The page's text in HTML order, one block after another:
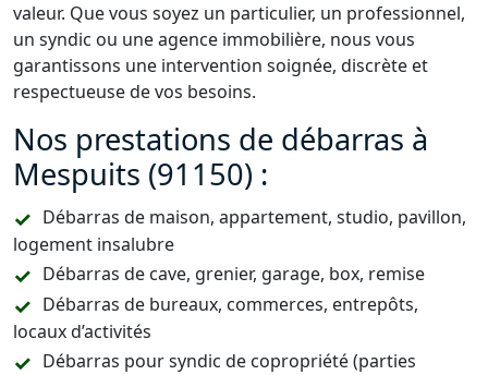
valeur. Que vous soyez un particulier, un professionnel,
un syndic ou une agence immobilière, nous vous
garantissons une intervention soignée, discrète et
respectueuse de vos besoins.
Nos prestations de débarras à
Mespuits (91150) :
Débarras de maison, appartement, studio, pavillon,
logement insalubre
Débarras de cave, grenier, garage, box, remise
Débarras de bureaux, commerces, entrepôts,
locaux d’activités
Débarras pour syndic de copropriété (parties